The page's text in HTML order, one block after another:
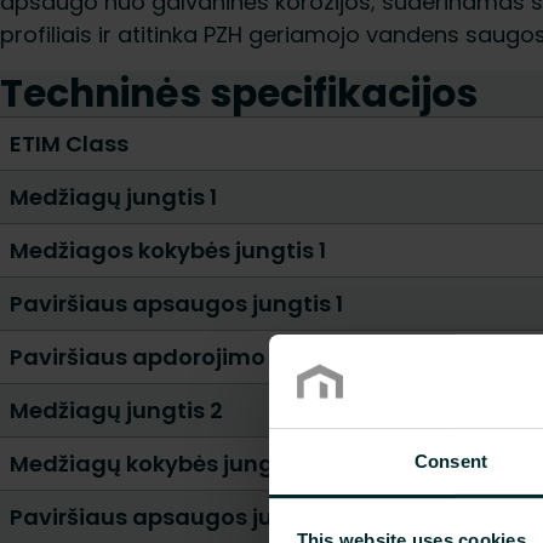
Consent
profiliais ir atitinka PZH geriamojo vandens
Techninės specifikacijos
ETIM Class
Medžiagų jungtis 1
Medžiagos kokybės jungtis 1
Paviršiaus apsaugos jungtis 1
Paviršiaus apdorojimo jungtis 1
Medžiagų jungtis 2
Medžiagų kokybės jungtis 2
Paviršiaus apsaugos jungtis 2